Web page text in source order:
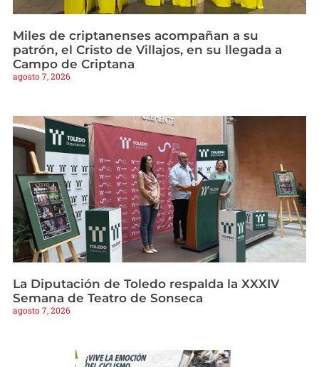
Miles de criptanenses acompañan a su
patrón, el Cristo de Villajos, en su llegada a
Campo de Criptana
agosto 7, 2026
La Diputación de Toledo respalda la XXXIV
Semana de Teatro de Sonseca
agosto 7, 2026